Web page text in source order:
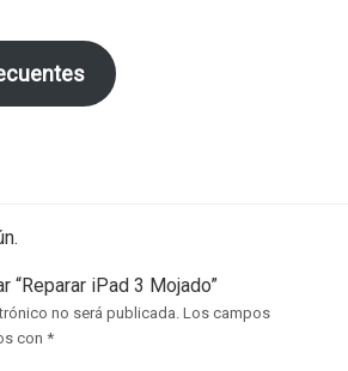
“Reparar iPad 3 Mojado”
no será publicada. Los campos
con *